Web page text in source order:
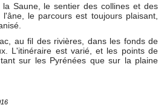
Saune, le sentier des collines et des
le parcours est toujours plaisant,
au fil des rivières, dans les fonds de
L'itinéraire est varié, et les points de
sur les Pyrénées que sur la plaine